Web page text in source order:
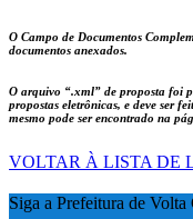
O Campo de Documentos
documentos anexados.
O arquivo “.xml” de proposta foi
propostas eletrônicas, e deve ser
mesmo pode ser encontrado na
VOLTAR À LISTA DE
Siga a Prefeitura de Volta